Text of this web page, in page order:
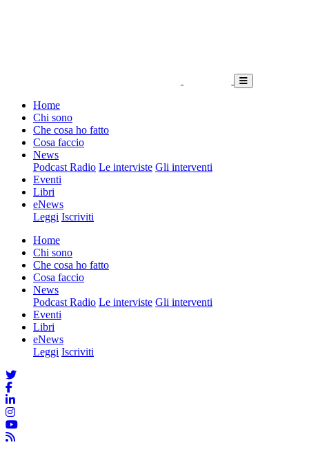
Home
Chi sono
Che cosa ho fatto
Cosa faccio
News
Podcast Radio Le interviste Gli interventi
Eventi
Libri
eNews
Leggi Iscriviti
Home
Chi sono
Che cosa ho fatto
Cosa faccio
News
Podcast Radio Le interviste Gli interventi
Eventi
Libri
eNews
Leggi Iscriviti